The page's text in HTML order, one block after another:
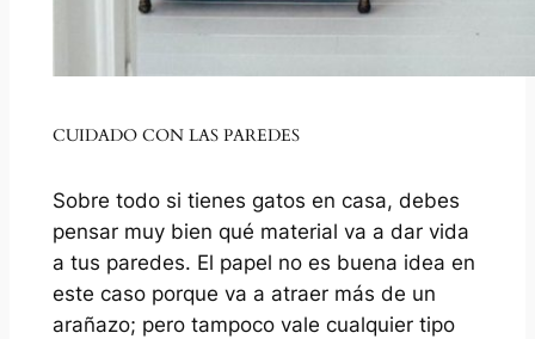
CUIDADO CON LAS PAREDES
Sobre todo si tienes gatos en casa, debes
pensar muy bien qué material va a dar vida
a tus paredes. El papel no es buena idea en
este caso porque va a atraer más de un
arañazo; pero tampoco vale cualquier tipo